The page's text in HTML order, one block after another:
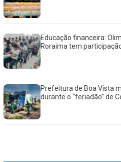
Educação financeira:
Roraima tem
Prefeitura de Boa Vista
durante o “feriadão” de